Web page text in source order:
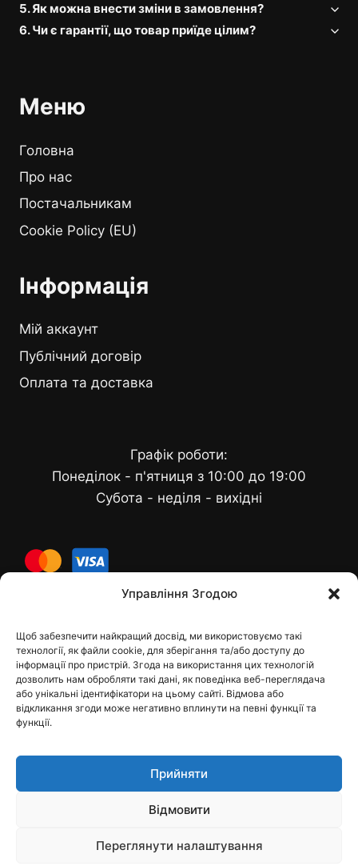
Управління Згодою
Щоб забезпечити найкращий досвід, ми використовуємо такі
технології, як файли cookie, для зберігання та/або доступу до
інформації про пристрій. Згода на використання цих технологій
дозволить нам обробляти такі дані, як поведінка веб-переглядача
або унікальні ідентифікатори на цьому сайті. Відмова або
відкликання згоди може негативно вплинути на певні функції та
функції.
Прийняти
Відмовити
Переглянути налаштування
5. Як можна внести зміни в замовлення?
6. Чи є гарантії, що товар приїде цілим?
Меню
Головна
Про нас
Постачальникам
Cookie Policy (EU)
Інформація
Мій аккаунт
Публічний договір
Оплата та доставка
Графік роботи:
Понеділок - п'ятниця з 10:00 до 19:00
Субота - неділя - вихідні
Контакти
dfbelements@gmail.com
Instagram